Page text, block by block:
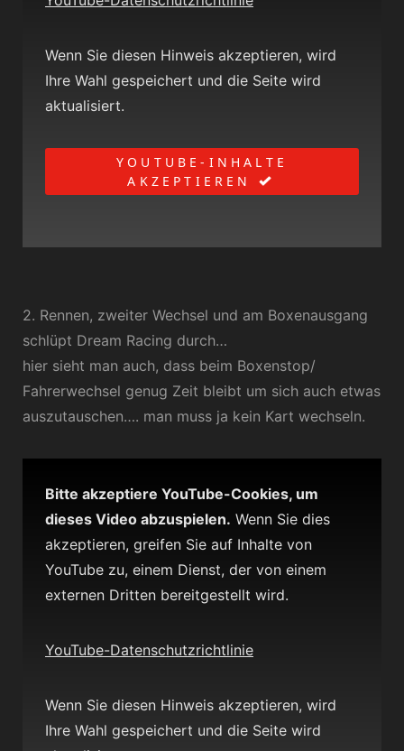
Wenn Sie diesen Hinweis akzeptieren, wird
Ihre Wahl gespeichert und die Seite wird
aktualisiert.
YOUTUBE-INHALTE
AKZEPTIEREN
2. Rennen, zweiter Wechsel und am Boxenausgang
schlüpt Dream Racing durch…
hier sieht man auch, dass beim Boxenstop/
Fahrerwechsel genug Zeit bleibt um sich auch etwas
auszutauschen…. man muss ja kein Kart wechseln.
Bitte akzeptiere YouTube-Cookies, um
dieses Video abzuspielen. Wenn Sie dies
akzeptieren, greifen Sie auf Inhalte von
YouTube zu, einem Dienst, der von einem
externen Dritten bereitgestellt wird.
YouTube-Datenschutzrichtlinie
Wenn Sie diesen Hinweis akzeptieren, wird
Ihre Wahl gespeichert und die Seite wird